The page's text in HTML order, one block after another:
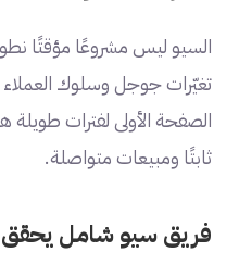
السيو ليس مشروعًا مؤقتًا
تغيّرات جوجل وسلوك
الصفحة الأولى لفترات
ثابتًا ومبيعات متواصلة.
فريق سيو شامل يحقق